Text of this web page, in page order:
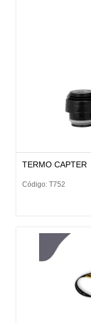
TERMO CAPTER
Código: T752